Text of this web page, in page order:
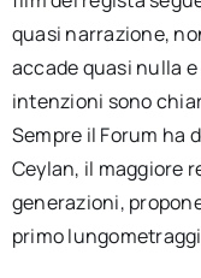
quasi narrazione,
accade quasi nulla e
intenzioni sono
Sempre il Forum ha
Ceylan, il maggiore
generazioni,
primo